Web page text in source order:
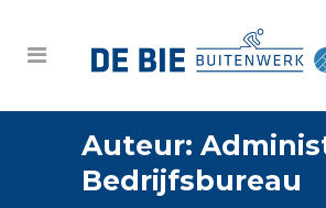
Auteur:
Bedrijfsbureau